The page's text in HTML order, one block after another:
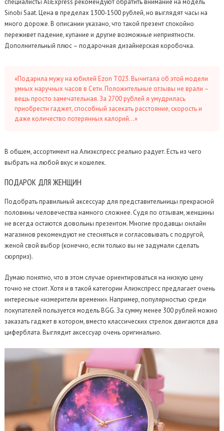
специалисты AliExpress рекомендуют обратить внимание на модель
Sinobi Saat. Цена в пределах 1300-1500 рублей, но выглядят часы на
много дороже. В описании указано, что такой презент спокойно
переживет падение, купание и другие возможные неприятности.
Дополнительный плюс – подарочная дизайнерская коробочка.
«Подарила мужу на юбилей Ezon T023. Вычитала об этой модели
умных наручных часов в Сети. Положительные отзывы не врали –
вещь просто замечательная. За 2700 рублей я умудрилась
приобрести гаджет, способный засекать расстояние, скорость и
даже количество потерянных калорий…»
В общем, ассортимент на Алиэкспресс реально радует. Есть из чего
выбрать на любой вкус и кошелек.
ПОДАРОК ДЛЯ ЖЕНЩИН
Подобрать правильный аксессуар для представительницы прекрасной
половины человечества намного сложнее. Судя по отзывам, женщины
не всегда остаются довольны презентом. Многие продавцы онлайн
магазинов рекомендуют не стесняться и согласовывать с подругой,
женой свой выбор (конечно, если только вы не задумали сделать
сюрприз).
Думаю понятно, что в этом случае ориентироваться на низкую цену
точно не стоит. Хотя и в такой категории Алиэкспресс предлагает очень
интересные «измерители времени». Например, популярностью среди
покупателей пользуется модель BGG. За сумму менее 300 рублей можно
заказать гаджет в котором, вместо классических стрелок двигаются два
циферблата. Выглядит аксессуар очень оригинально.